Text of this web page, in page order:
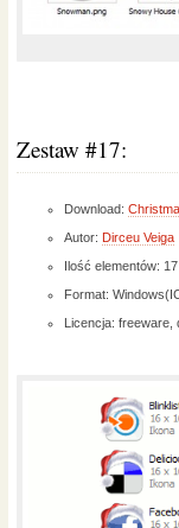
Zestaw #17:
Download:
Autor: Dirceu Veiga
Ilość elementów: 17
Format:
Licencja: freeware,